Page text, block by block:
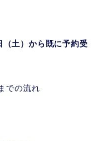
土）から既に予約受
での流れ